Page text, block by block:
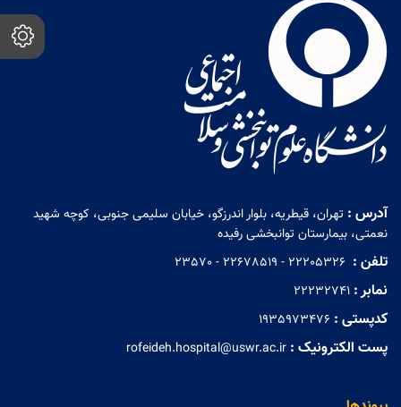
آدرس : تهران، قیطریه، بلوار اندرزگو، خیابان سلیمی جنوبی، کوچه شهید
نعمتی، بیمارستان توانبخشی رفیده
تلفن :
نمابر : 22232741
کدپستی : 1935973476
پست الکترونیک : rofeideh.hospital@uswr.ac.ir